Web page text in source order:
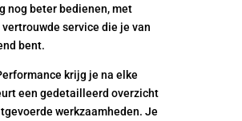
nog beter bedienen, met
service die je van
bent.
krijg je na elke
een gedetailleerd overzicht
werkzaamheden. Je